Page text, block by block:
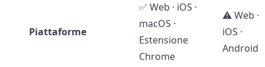
Piattaforme
✅ Web · iOS ·
macOS ·
Estensione
Chrome
⚠️ Web ·
iOS ·
Android